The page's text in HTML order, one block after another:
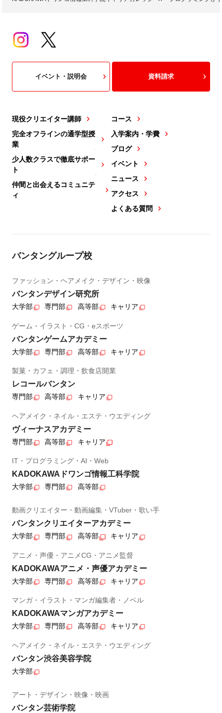
現役クリエイター講師
完全オフラインの通学型授
業
少人数クラスで徹底サポー
ト
仲間と出会えるコミュニテ
ィ
コース
入学案内・学費
ブログ
イベント
ニュース
アクセス
よくある質問
イベント・説明会 資料請求
バンタングループ校
ファッション・ヘアメイク・デザイン・映像
バンタンデザイン研究所
大学部 専門部 高等部 キャリア
ゲーム・イラスト・CG・eスポーツ
バンタンゲームアカデミー
大学部 専門部 高等部 キャリア
製菓・カフェ・調理・飲食店開業
レコールバンタン
専門部 高等部 キャリア
ヘアメイク・ネイル・エステ・ウエディング
ヴィーナスアカデミー
専門部 高等部 キャリア
IT・プログラミング・AI・Web
KADOKAWAドワンゴ情報工科学院
大学部 専門部 高等部
動画クリエイター・動画編集・VTuber・歌い手
バンタンクリエイターアカデミー
大学部 専門部 高等部 キャリア
アニメ・声優・アニメCG・アニメ監督
KADOKAWAアニメ・声優アカデミー
大学部 専門部 高等部 キャリア
マンガ・イラスト・マンガ編集者・ノベル
KADOKAWAマンガアカデミー
大学部 専門部 高等部 キャリア
ヘアメイク・ネイル・エステ・ウエディング
バンタン渋谷美容学院
大学部
アート・デザイン・映像・映画
バンタン芸術学院